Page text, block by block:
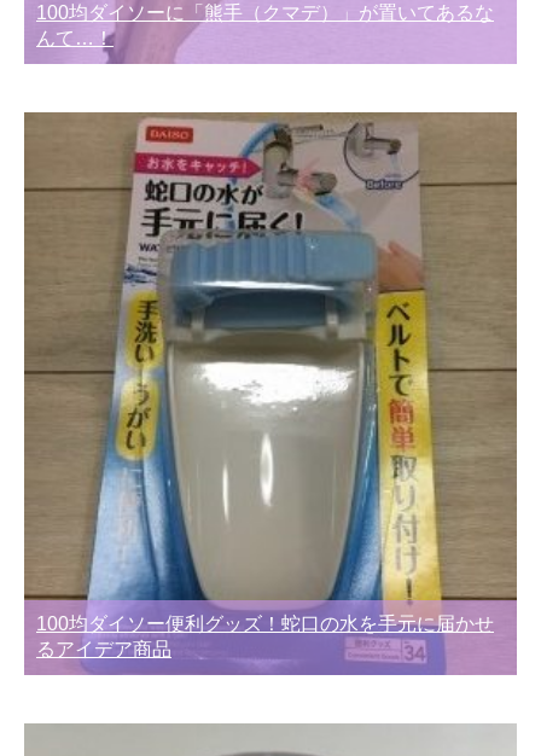
100均ダイソーに「熊手（クマデ）」が置いてあるな
んて…！
100均ダイソー便利グッズ！蛇口の水を手元に届かせ
るアイデア商品